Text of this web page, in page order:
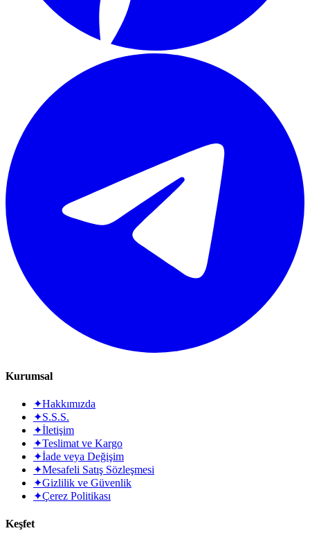
Kurumsal
✦Hakkımızda
✦S.S.S.
✦İletişim
✦Teslimat ve Kargo
✦İade veya Değişim
✦Mesafeli Satış Sözleşmesi
✦Gizlilik ve Güvenlik
✦Çerez Politikası
Keşfet